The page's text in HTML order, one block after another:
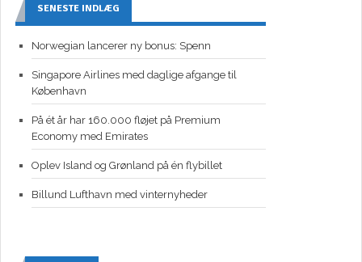
SENESTE INDLÆG
Norwegian lancerer ny bonus: Spenn
Singapore Airlines med daglige afgange til
København
På ét år har 160.000 fløjet på Premium
Economy med Emirates
Oplev Island og Grønland på én flybillet
Billund Lufthavn med vinternyheder